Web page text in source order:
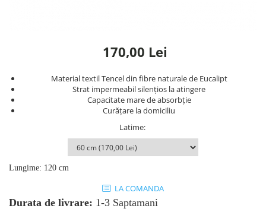
170,00 Lei
Material textil Tencel din fibre naturale de Eucalipt
Strat impermeabil silențios la atingere
Capacitate mare de absorbție
Curățare la domiciliu
Latime:
Lungime: 120 cm
LA COMANDA
Durata de livrare: 1-3 Saptamani